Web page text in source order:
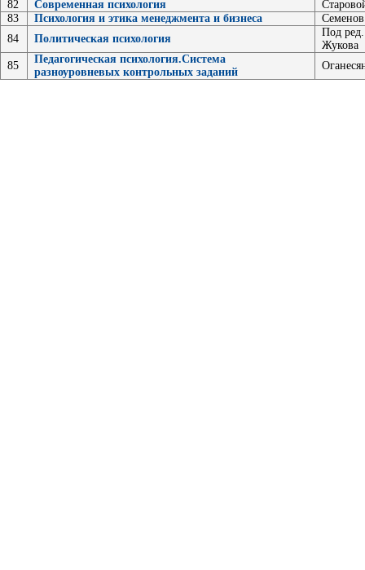
82
Современная психология
83
Психология и этика менеджмента и бизнеса
84
Политическая психология
Под
Жукова
85
Педагогическая психология.Система
разноуровневых контрольных заданий